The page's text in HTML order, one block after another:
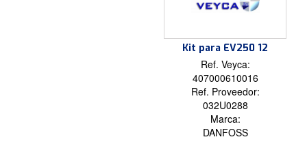
Kit para EV250 12
Ref. Veyca:
407000610016
Ref. Proveedor:
032U0288
Marca:
DANFOSS